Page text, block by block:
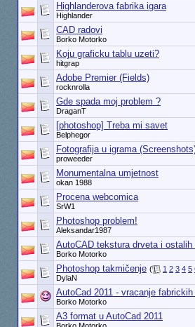
Highlanderova fabrika igara
Highlander
CAD radovi
Borko Motorko
Koju graficku tablu uzeti?
hitgrap
Adobe Premier (Fields)
rocknrolla
Gde spada moj problem ?
DraganT
[photoshop] Treba mi savet
Belphegor
Fotografija u igrama
proweeder
Monumentalna umjetnost
okan 1988
Procena webcomica
SrW1
Photoshop problem!
Aleksandar1987
AutoCAD tekstura drveta i ostalih
Borko Motorko
Photoshop takmičenje ( 1 2 3 4 5
DylaN
AutoCad 2011 - vracanje
Borko Motorko
A3 format u AutoCad 2011